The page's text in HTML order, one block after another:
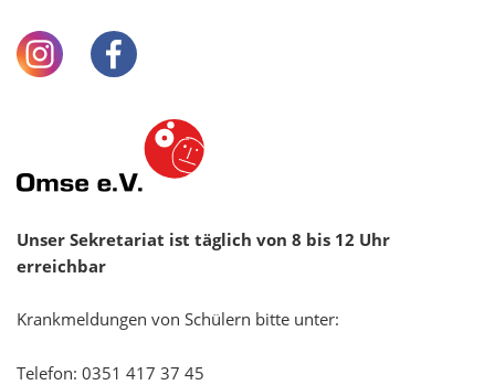
InstagramFacebook
Unser Sekretariat ist täglich von 8 bis 12 Uhr
erreichbar
Krankmeldungen von Schülern bitte unter:
Telefon: 0351 417 37 45